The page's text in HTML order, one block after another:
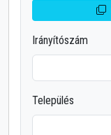
Irányítószám
Település